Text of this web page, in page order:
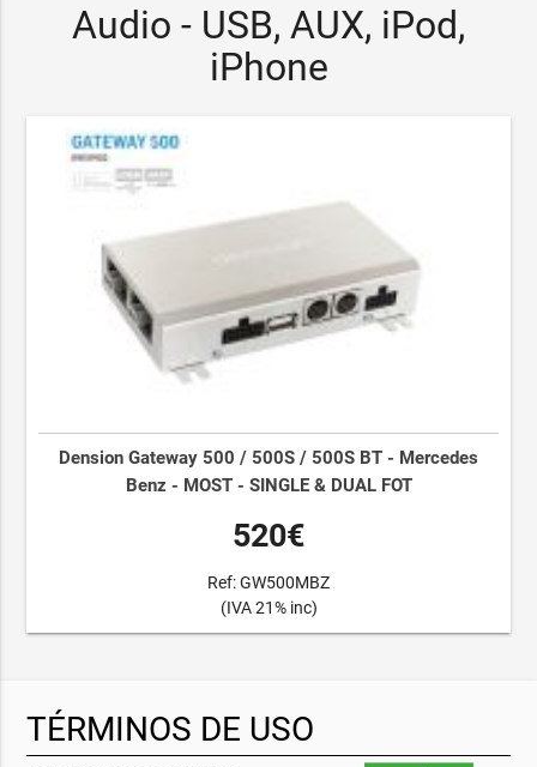
Audio - USB, AUX, iPod,
iPhone
Dension Gateway 500 / 500S / 500S BT - Mercedes
Benz - MOST - SINGLE & DUAL FOT
520€
Ref: GW500MBZ
(IVA 21% inc)
TÉRMINOS DE USO